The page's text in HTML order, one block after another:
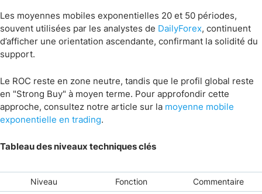
Les moyennes mobiles exponentielles 20 et 50 périodes,
souvent utilisées par les analystes de DailyForex, continuent
d’afficher une orientation ascendante, confirmant la solidité du
support.
Le ROC reste en zone neutre, tandis que le profil global reste
en "Strong Buy" à moyen terme. Pour approfondir cette
approche, consultez notre article sur la moyenne mobile
exponentielle en trading.
Tableau des niveaux techniques clés
Niveau Fonction Commentaire